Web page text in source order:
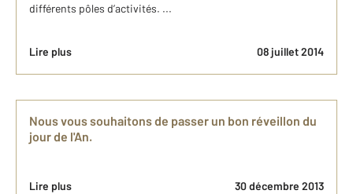
différents pôles d’activités. ...
Lire plus 08 juillet 2014
Nous vous souhaitons de passer un bon réveillon du
jour de l'An.
Lire plus 30 décembre 2013